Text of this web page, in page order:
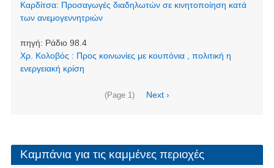
Καρδίτσα: Προσαγωγές διαδηλωτών σε κινητοποίηση κατά
των ανεμογεννητριών
πηγή: Ράδιο 98.4
Χρ. Κολοβός : Προς κοινωνίες με κουπόνια , πολιτική η
ενεργειακή κρίση
(Page 1)
Next
Next ›
Καμπάνια για τις καμμένες περιοχές